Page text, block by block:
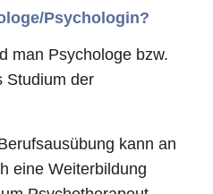
Psychologin?
man Psychologe bzw.
Studium der
kann an
eine Weiterbildung